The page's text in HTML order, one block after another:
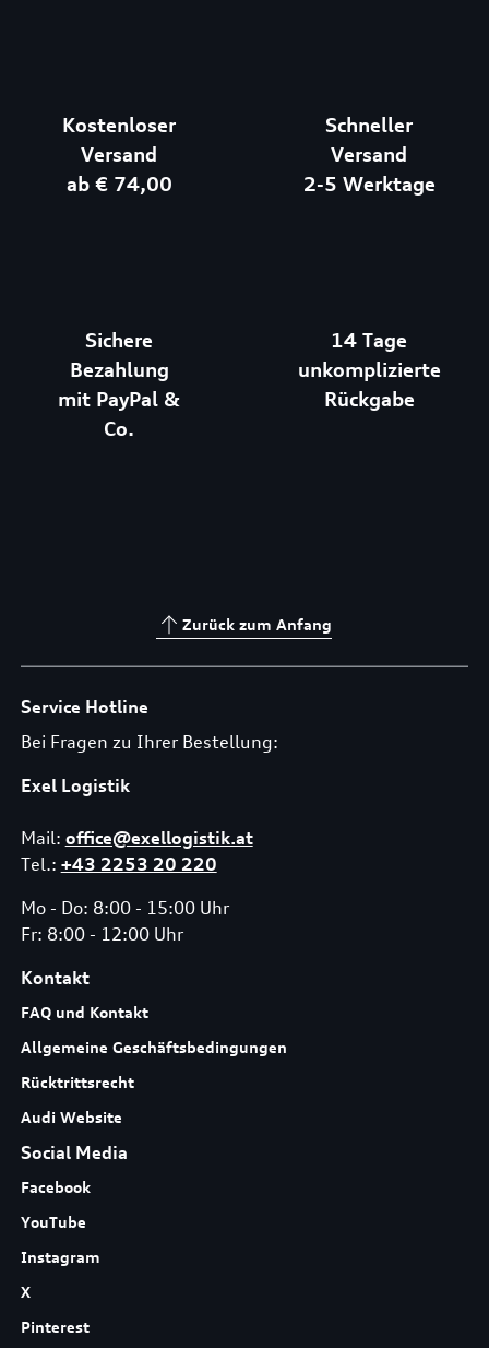
Kostenloser
Versand
ab € 74,00
Schneller
Versand
2-5 Werktage
Sichere
Bezahlung
mit PayPal &
Co.
14 Tage
unkomplizierte
Rückgabe
Zurück zum Anfang
Service Hotline
Bei Fragen zu Ihrer Bestellung:
Exel Logistik
Mail: office@exellogistik.at
Tel.: +43 2253 20 220
Mo - Do: 8:00 - 15:00 Uhr
Fr: 8:00 - 12:00 Uhr
Kontakt
FAQ und Kontakt
Allgemeine Geschäftsbedingungen
Rücktrittsrecht
Audi Website
Social Media
Facebook
YouTube
Instagram
X
Pinterest